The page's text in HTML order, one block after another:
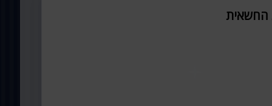
החשאית